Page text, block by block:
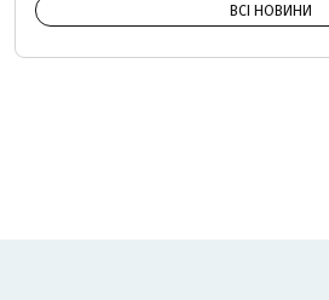
ВСІ НОВИНИ